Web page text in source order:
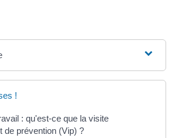
!
: qu'est-ce que la visite
de prévention (Vip) ?